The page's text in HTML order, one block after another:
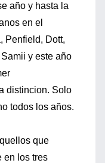
año y hasta la
en el
Penfield, Dott,
y este año
distincion. Solo
todos los años.
que
en los tres